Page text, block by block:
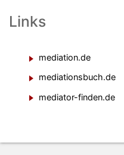
Links
mediation.de
mediationsbuch.de
mediator-finden.de